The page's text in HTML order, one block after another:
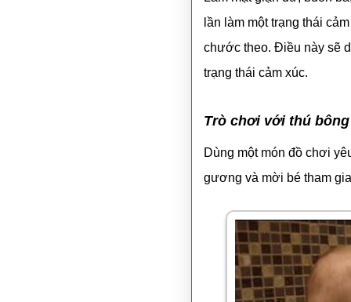
lần làm một trạng thái
chước theo. Điều này sẽ
trạng thái cảm xúc.
Trò chơi với thú bông
Dùng một món đồ chơi
gương và mời bé tham